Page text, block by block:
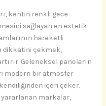
kentin renkli gece
sağlayan en estetik
hareketli
dikkatini çekmek,
Geleneksel panoların
modern bir atmosfer
içeri çeker.
yararlanan markalar,